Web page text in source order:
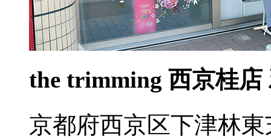
the trimming 西京桂店
京都府西京区下津林